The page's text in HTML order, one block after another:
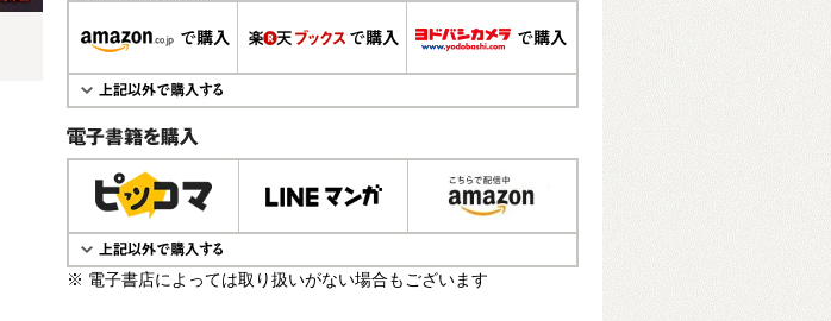
電子書籍で購入
※ 電子書店によっては取り扱いがない場合もございます